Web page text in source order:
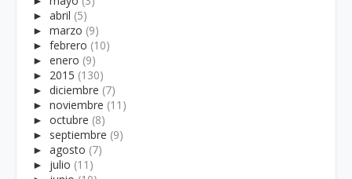
► abril (5)
► marzo (9)
► febrero (10)
► enero (9)
► 2015 (130)
► diciembre (7)
► noviembre (11)
► octubre (8)
► septiembre (9)
► agosto (7)
► julio (11)